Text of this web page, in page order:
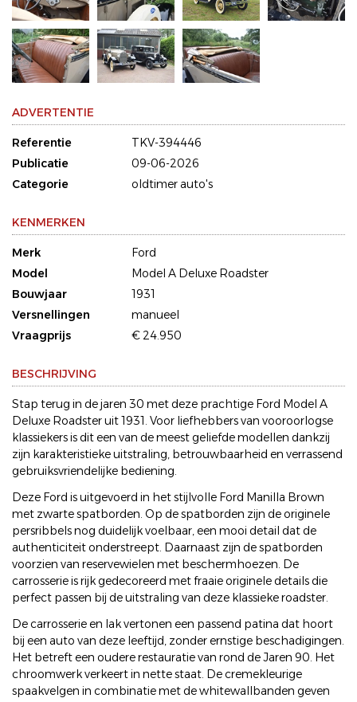
ADVERTENTIE
Referentie
TKV-394446
Publicatie
09-06-2026
Categorie
oldtimer auto's
KENMERKEN
Merk
Ford
Model
Model A Deluxe Roadster
Bouwjaar
1931
Versnellingen
manueel
Vraagprijs
€ 24.950
BESCHRIJVING
Stap terug in de jaren 30 met deze prachtige Ford Model A
Deluxe Roadster uit 1931. Voor liefhebbers van vooroorlogse
klassiekers is dit een van de meest geliefde modellen dankzij
zijn karakteristieke uitstraling, betrouwbaarheid en verrassend
gebruiksvriendelijke bediening.
Deze Ford is uitgevoerd in het stijlvolle Ford Manilla Brown
met zwarte spatborden. Op de spatborden zijn de originele
persribbels nog duidelijk voelbaar, een mooi detail dat de
authenticiteit onderstreept. Daarnaast zijn de spatborden
voorzien van reservewielen met beschermhoezen. De
carrosserie is rijk gedecoreerd met fraaie originele details die
perfect passen bij de uitstraling van deze klassieke roadster.
De carrosserie en lak vertonen een passend patina dat hoort
bij een auto van deze leeftijd, zonder ernstige beschadigingen.
Het betreft een oudere restauratie van rond de Jaren 90. Het
chroomwerk verkeert in nette staat. De cremekleurige
spaakvelgen in combinatie met de whitewallbanden geven